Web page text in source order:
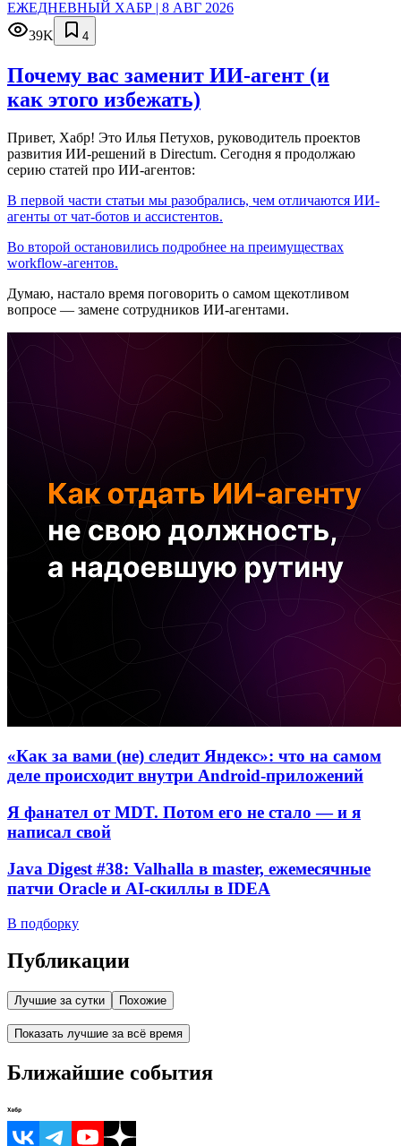
ЕЖЕДНЕВНЫЙ ХАБР | 8 АВГ 2026
39K
4
Почему вас заменит ИИ‑агент (и
как этого избежать)
Привет, Хабр! Это Илья Петухов, руководитель проектов
развития ИИ-решений в Directum. Сегодня я продолжаю
серию статей про ИИ-агентов:
В первой части статьи мы разобрались, чем отличаются ИИ-
агенты от чат-ботов и ассистентов.
Во второй остановились подробнее на преимуществах
workflow-агентов.
Думаю, настало время поговорить о самом щекотливом
вопросе — замене сотрудников ИИ-агентами.
«Как за вами (не) следит Яндекс»: что на самом
деле происходит внутри Android-приложений
Я фанател от MDT. Потом его не стало — и я
написал свой
Java Digest #38: Valhalla в master, ежемесячные
патчи Oracle и AI-скиллы в IDEA
В подборку
Публикации
Лучшие за сутки Похожие
Показать лучшие за всё время
Ближайшие события